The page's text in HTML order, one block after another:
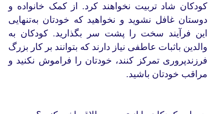
کودکان شاد تربیت نخواهند کرد. از کمک خانواده و
دوستان غافل نشوید و نخواهید که خودتان به‌تنهایی
این فرآیند سخت را پشت سر بگذارید. کودکان به
والدین باثبات عاطفی نیاز دارند که بتوانند بر کار بزرگ
فرزندپروری تمرکز کنند، خودتان را فراموش نکنید و
مراقب خودتان باشید.